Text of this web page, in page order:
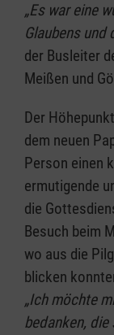
„Es war eine
Glaubens und
der Busleiter
Meißen und
Der
dem neuen
Person einen
ermutigende
die
Besuch beim
wo aus die
blicken
„Ich möchte
bedanken,